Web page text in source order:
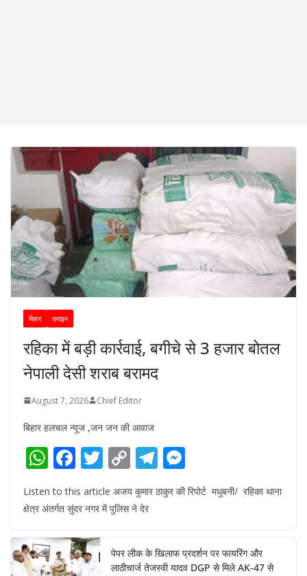
बिहार क्राइम
रहिका में बड़ी कार्रवाई, बगीचे से 3 हजार बोतल
नेपाली देसी शराब बरामद
August 7, 2026 Chief Editor
बिहार हलचल न्यूज ,जन जन की आवाज
W
at
A
p
F
e
o
o
T
w
itt
er
C
p
Li
n
T
e
a
m
e
ss
n
g
Listen to this article अजय कुमार ठाकुर की रिपोर्ट मधुबनी/ रहिका थाना
क्षेत्र अंतर्गत सुंदर नगर में पुलिस ने देर
पेपर लीक के खिलाफ प्रदर्शन पर फायरिंग और
लाठीचार्ज तेजस्वी यादव DGP से मिले AK-47 से